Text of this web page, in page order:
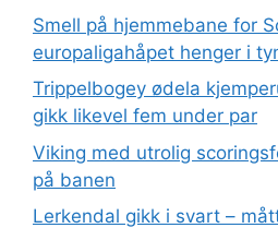
Smell på hjemmebane for
europaligahåpet henger i
Trippelbogey ødela
gikk likevel fem under par
Viking med utrolig
på banen
Lerkendal gikk i svart –